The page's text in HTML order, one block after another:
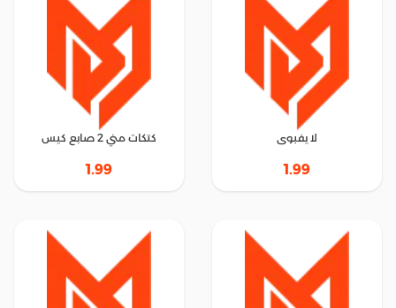
لا يفبوى
1.99
كتكات مني 2 صابع كيس
1.99